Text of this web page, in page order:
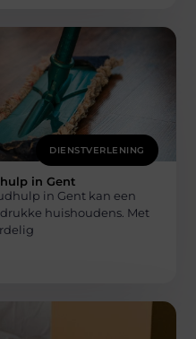
DIENSTVERLENING
in Gent
in Gent kan een
huishoudens. Met